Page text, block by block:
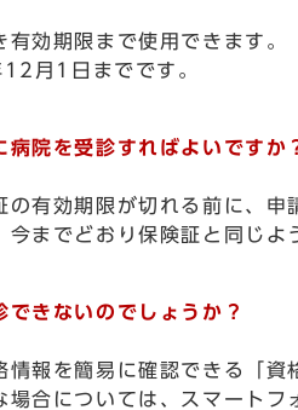
効期限まで使用できます。
月1日までです。
院を受診すればよいですか
有効期限が切れる前に、申
までどおり保険証と同じよ
きないのでしょうか？
報を簡易に確認できる「資
合については、スマートフ